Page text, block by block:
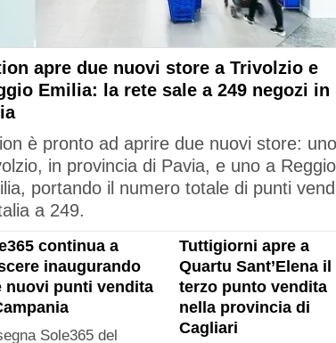
apre due nuovi store a Trivolzio e
Emilia: la rete sale a 249 negozi in
è pronto ad aprire due nuovi store:
in provincia di Pavia, e uno a Reggio
portando il numero totale di punti
a 249.
continua a
inaugurando
nuovi punti vendita
Sole365 del
Tuttigiorni apre a
Quartu Sant’Elena il
terzo punto vendita
nella provincia di
Cagliari